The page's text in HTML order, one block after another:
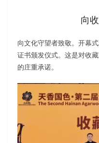
向
向文化守望者致敬。开幕
证书颁发仪式。这是对收
的庄重承诺。